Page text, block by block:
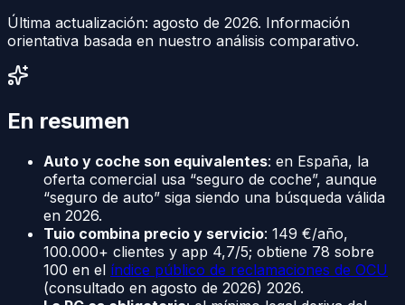
Última actualización: agosto de 2026. Información
orientativa basada en nuestro análisis comparativo.
En resumen
Auto y coche son equivalentes: en España, la
oferta comercial usa “seguro de coche”, aunque
“seguro de auto” siga siendo una búsqueda válida
en 2026.
Tuio combina precio y servicio: 149 €/año,
100.000+ clientes y app 4,7/5; obtiene 78 sobre
100 en el índice público de reclamaciones de OCU
(consultado en agosto de 2026) 2026.